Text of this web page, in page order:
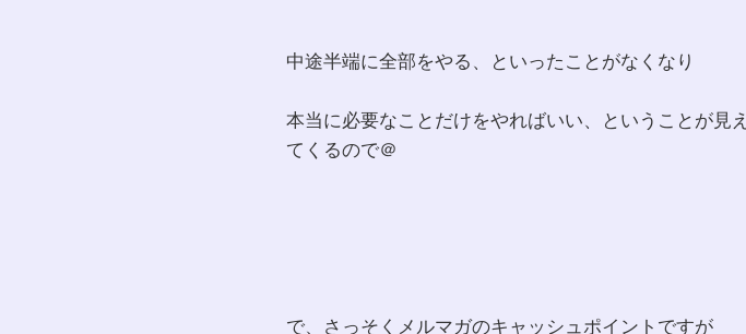
中途半端に全部をやる、といったことがなくなり
本当に必要なことだけをやればいい、ということが見え
てくるので＠
で、さっそくメルマガのキャッシュポイントですが